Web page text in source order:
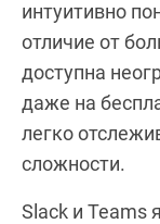
интуитивно
отличие от
доступна
даже на
легко
сложности.
Slack и Teams